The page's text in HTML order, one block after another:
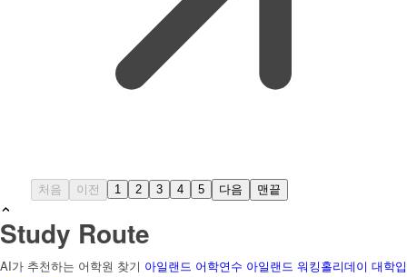
처음 이전 1 2 3 4 5 다음 맨끝
Study Route
AI가 추천하는 어학원 찾기 아일랜드 어학연수 아일랜드 워킹홀리데이 대학입